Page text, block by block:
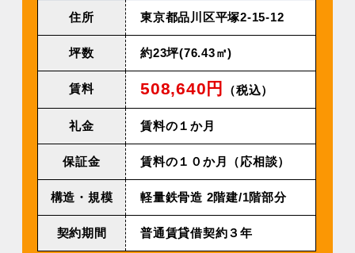
住所 東京都品川区平塚2-15-12
坪数 約23坪(76.43㎡)
賃料 508,640円 （税込）
礼金 賃料の１か月
保証金 賃料の１０か月（応相談）
構造・規模 軽量鉄⾻造 2階建/1階部分
契約期間 普通賃貸借契約３年